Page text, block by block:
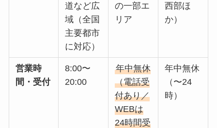
道など広
域（全国
主要都市
に対応）
の一部エ
リア
西部ほ
か）
営業時
間・受付
8:00〜
20:00
年中無休
（電話受
付あり／
WEBは
24時間受
年中無休
（〜24
時）